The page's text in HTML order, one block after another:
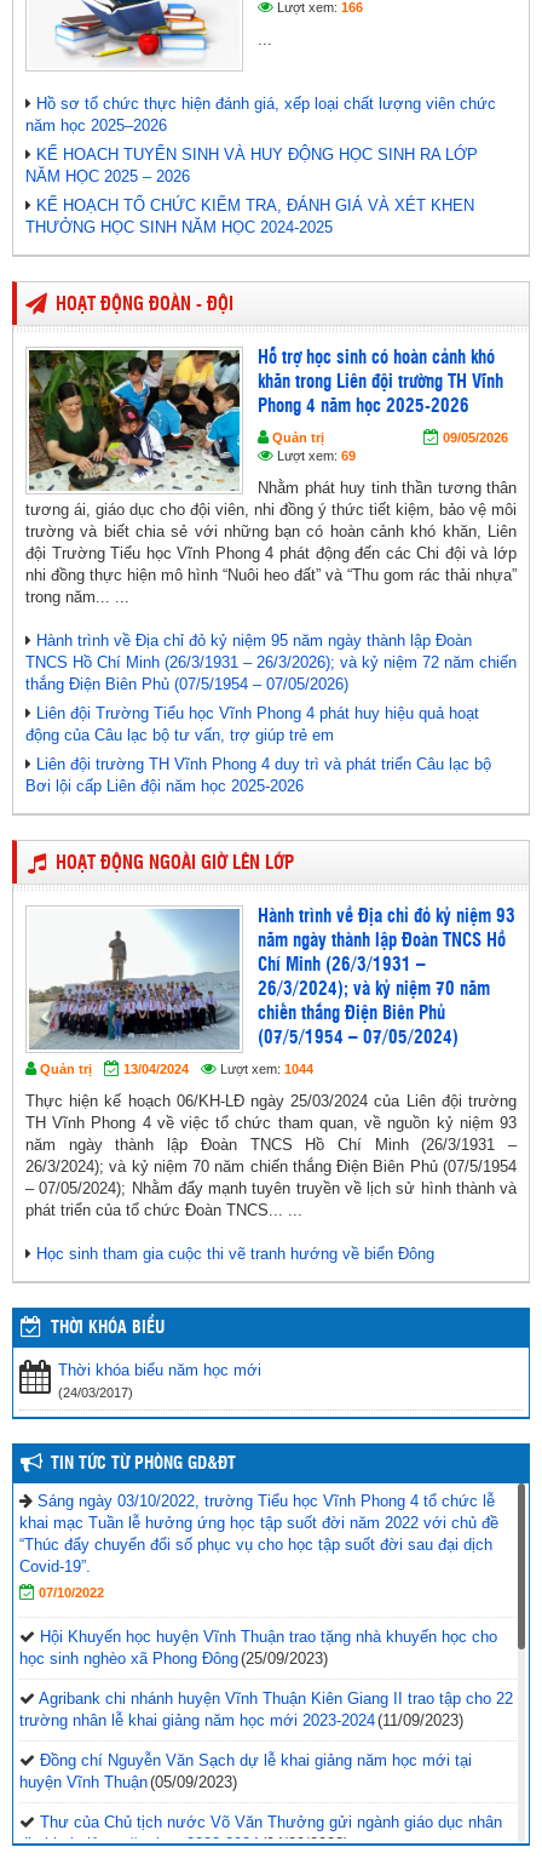
Lượt xem: 166
...
Hồ sơ tổ chức thực hiện đánh giá, xếp loại chất lượng viên chức
năm học 2025–2026
KẾ HOACH TUYỂN SINH VÀ HUY ĐỘNG HỌC SINH RA LỚP
NĂM HỌC 2025 – 2026
KẾ HOẠCH TỔ CHỨC KIỂM TRA, ĐÁNH GIÁ VÀ XÉT KHEN
THƯỞNG HỌC SINH NĂM HỌC 2024-2025
HOẠT ĐỘNG ĐOÀN - ĐỘI
Hỗ trợ học sinh có hoàn cảnh khó
khăn trong Liên đội trường TH Vĩnh
Phong 4 năm học 2025-2026
Quản trị
09/05/2026
Lượt xem: 69
Nhằm phát huy tinh thần tương thân
tương ái, giáo dục cho đội viên, nhi đồng ý thức tiết kiệm, bảo vệ môi
trường và biết chia sẻ với những bạn có hoàn cảnh khó khăn, Liên
đội Trường Tiểu học Vĩnh Phong 4 phát động đến các Chi đội và lớp
nhi đồng thực hiện mô hình “Nuôi heo đất” và “Thu gom rác thải nhựa”
trong năm... ...
Hành trình về Địa chỉ đỏ kỷ niệm 95 năm ngày thành lập Đoàn
TNCS Hồ Chí Minh (26/3/1931 – 26/3/2026); và kỷ niệm 72 năm chiến
thắng Điện Biên Phủ (07/5/1954 – 07/05/2026)
Liên đội Trường Tiểu học Vĩnh Phong 4 phát huy hiệu quả hoạt
động của Câu lạc bộ tư vấn, trợ giúp trẻ em
Liên đội trường TH Vĩnh Phong 4 duy trì và phát triển Câu lạc bộ
Bơi lội cấp Liên đội năm học 2025-2026
HOẠT ĐỘNG NGOÀI GIỜ LÊN LỚP
Hành trình về Địa chỉ đỏ kỷ niệm 93
năm ngày thành lập Đoàn TNCS Hồ
Chí Minh (26/3/1931 –
26/3/2024); và kỷ niệm 70 năm
chiến thắng Điện Biên Phủ
(07/5/1954 – 07/05/2024)
Quản trị 13/04/2024 Lượt xem: 1044
Thực hiện kế hoạch 06/KH-LĐ ngày 25/03/2024 của Liên đội trường
TH Vĩnh Phong 4 về việc tổ chức tham quan, về nguồn kỷ niệm 93
năm ngày thành lập Đoàn TNCS Hồ Chí Minh (26/3/1931 –
26/3/2024); và kỷ niệm 70 năm chiến thắng Điện Biên Phủ (07/5/1954
– 07/05/2024); Nhằm đẩy mạnh tuyên truyền về lịch sử hình thành và
phát triển của tổ chức Đoàn TNCS... ...
Học sinh tham gia cuộc thi vẽ tranh hướng về biển Đông
THỜI KHÓA BIỂU
Thời khóa biểu năm học mới
(24/03/2017)
TIN TỨC TỪ PHÒNG GD&ĐT
Sáng ngày 03/10/2022, trường Tiểu học Vĩnh Phong 4 tổ chức lễ
khai mạc Tuần lễ hưởng ứng học tập suốt đời năm 2022 với chủ đề
“Thúc đẩy chuyển đổi số phục vụ cho học tập suốt đời sau đại dịch
Covid-19”.
07/10/2022
Hội Khuyến học huyện Vĩnh Thuận trao tặng nhà khuyến học cho
học sinh nghèo xã Phong Đông(25/09/2023)
Agribank chi nhánh huyện Vĩnh Thuận Kiên Giang II trao tập cho 22
trường nhân lễ khai giảng năm học mới 2023-2024(11/09/2023)
Đồng chí Nguyễn Văn Sạch dự lễ khai giảng năm học mới tại
huyện Vĩnh Thuận(05/09/2023)
Thư của Chủ tịch nước Võ Văn Thưởng gửi ngành giáo dục nhân
dịp khai giảng năm học 2023-2024(04/09/2023)